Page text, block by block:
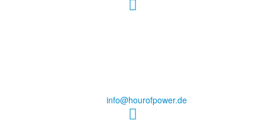
info@hourofpower.de